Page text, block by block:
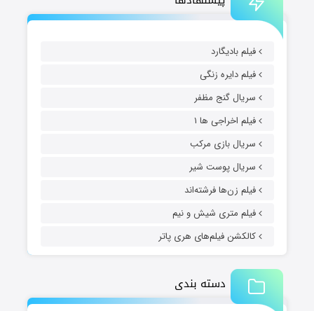
فیلم بادیگارد
فیلم دایره زنگی
سریال گنج مظفر
فیلم اخراجی ها ۱
سریال بازی مرکب
سریال پوست شیر
فیلم زن‌ها فرشته‌اند
فیلم متری شیش و نیم
کالکشن فیلم‌های هری پاتر
دسته بندی